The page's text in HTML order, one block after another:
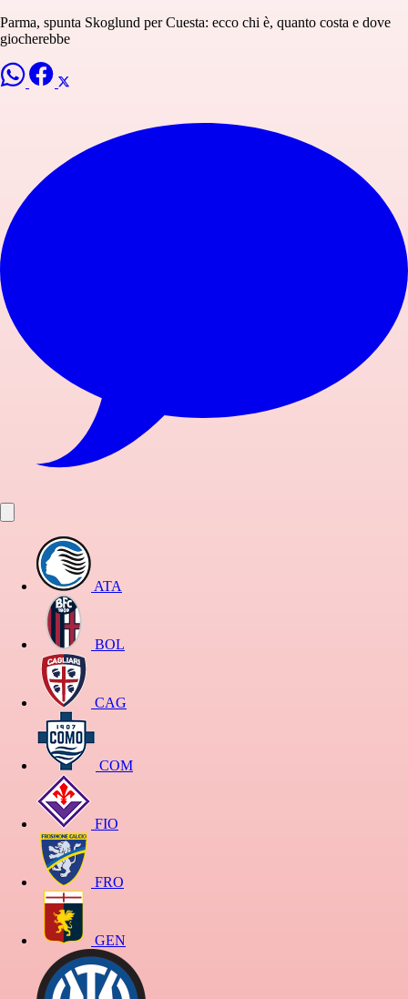
Parma, spunta Skoglund per Cuesta: ecco chi è, quanto costa e dove
giocherebbe
ATA
BOL
CAG
COM
FIO
FRO
GEN